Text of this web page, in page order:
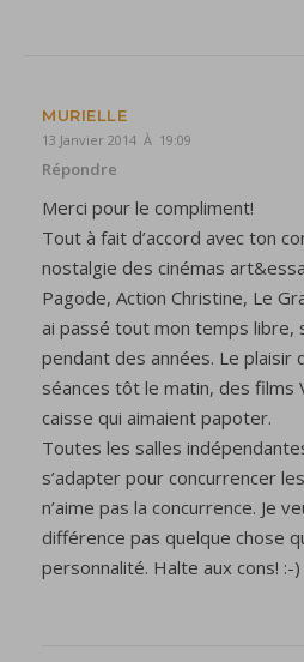
MURIELLE
13 Janvier 2014 À 19:09
Répondre
Merci pour le compliment!
Tout à fait d’accord avec ton
nostalgie des cinémas
Pagode, Action Christine, Le
ai passé tout mon temps libre,
pendant des années. Le plaisir
séances tôt le matin, des films
caisse qui aimaient papoter.
Toutes les salles
s’adapter pour concurrencer
n’aime pas la concurrence. Je
différence pas quelque chose
personnalité. Halte aux cons! :-)